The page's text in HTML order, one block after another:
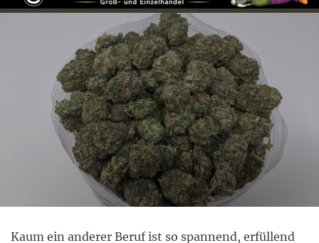
Kaum ein anderer Beruf ist so spannend, erfüllend